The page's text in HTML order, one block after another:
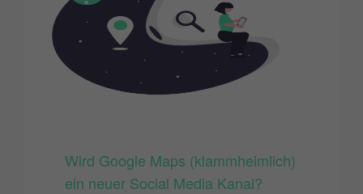
Wird Google Maps (klammheimlich)
ein neuer Social Media Kanal?